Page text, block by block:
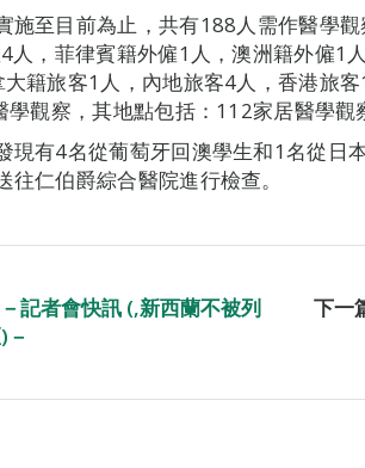
施至目前為止，共有188人需作醫學
人，菲律賓籍外僱1人，澳洲籍外僱1
籍旅客1人，內地旅客4人，香港旅
觀察，其地點包括：112家居醫學觀
現有4名從葡萄牙回澳學生和1名從日
往仁伯爵綜合醫院進行檢查。
－記者會快訊 (,新西蘭不被列
下一